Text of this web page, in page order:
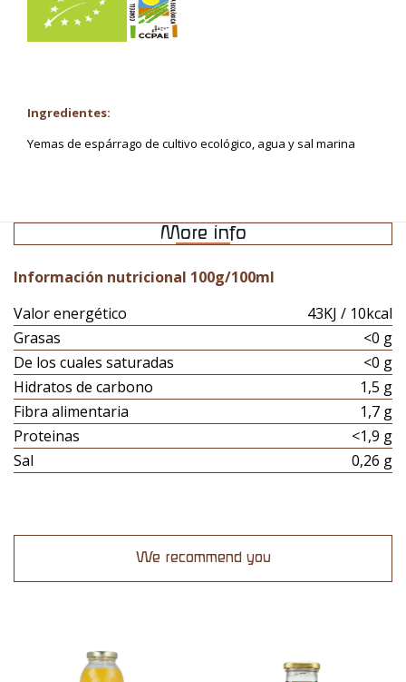
Ingredientes:
Yemas de espárrago de cultivo ecológico, agua y sal marina
More info
Información nutricional 100g/100ml
Valor energético
43KJ / 10kcal
Grasas
<0 g
De los cuales saturadas
<0 g
Hidratos de carbono
1,5 g
Fibra alimentaria
1,7 g
Proteinas
<1,9 g
Sal
0,26 g
We recommend you